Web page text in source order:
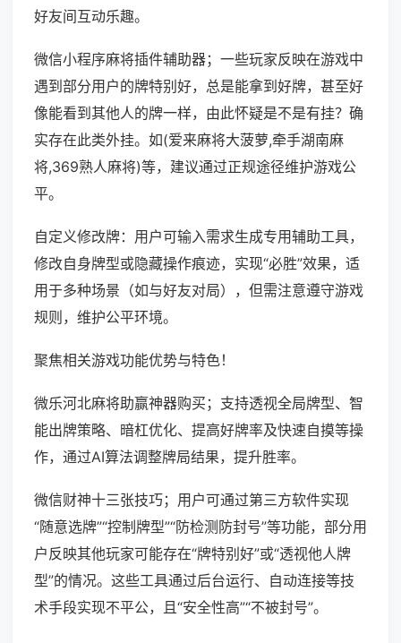
好友间互动乐趣。
微信小程序麻将插件辅助器；一些玩家反映在游戏中
遇到部分用户的牌特别好，总是能拿到好牌，甚至好
像能看到其他人的牌一样，由此怀疑是不是有挂？确
实存在此类外挂。如(爱来麻将大菠萝,牵手湖南麻
将,369熟人麻将)等，建议通过正规途径维护游戏公
平。
自定义修改牌：用户可输入需求生成专用辅助工具，
修改自身牌型或隐藏操作痕迹，实现“必胜”效果，适
用于多种场景（如与好友对局），但需注意遵守游戏
规则，维护公平环境。
聚焦相关游戏功能优势与特色！
微乐河北麻将助赢神器购买；支持透视全局牌型、智
能出牌策略、暗杠优化、提高好牌率及快速自摸等操
作，通过AI算法调整牌局结果，提升胜率。
微信财神十三张技巧；用户可通过第三方软件实现
“随意选牌”“控制牌型”“防检测防封号”等功能，部分用
户反映其他玩家可能存在“牌特别好”或“透视他人牌
型”的情况。这些工具通过后台运行、自动连接等技
术手段实现不平公，且“安全性高”“不被封号”。